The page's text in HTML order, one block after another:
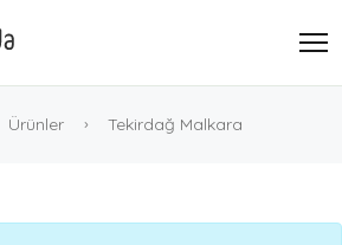
Ürünler Tekirdağ Malkara